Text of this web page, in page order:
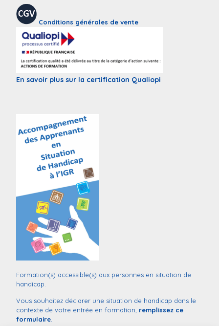
Conditions générales de vente
En savoir plus sur la certification Qualiopi
Formation(s) accessible(s) aux personnes en situation de
handicap.
Vous souhaitez déclarer une situation de handicap dans le
contexte de votre entrée en formation, remplissez ce
formulaire